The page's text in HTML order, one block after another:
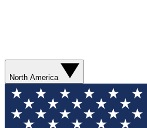
North America